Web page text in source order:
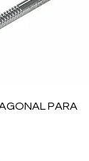
rápidaPARA